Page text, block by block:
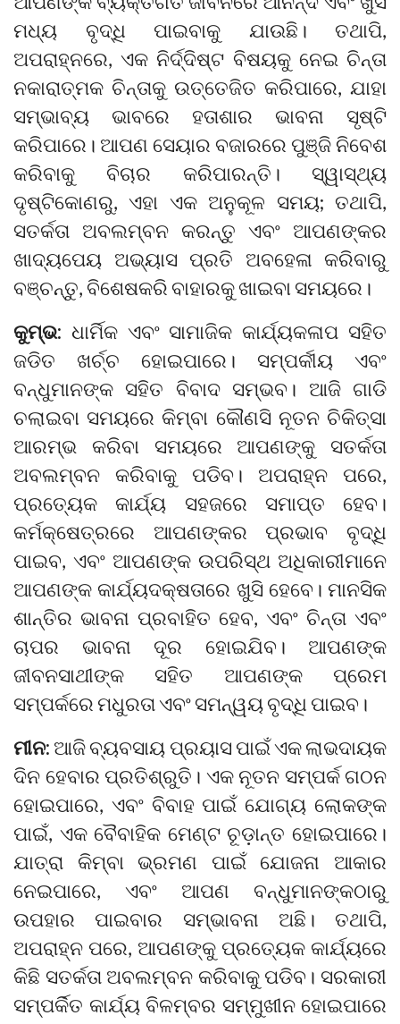
ମଧ୍ୟ ବୃଦ୍ଧି ପାଇବାକୁ ଯାଉଛି। ତଥାପି,
ଅପରାହ୍ନରେ, ଏକ ନିର୍ଦ୍ଦିଷ୍ଟ ବିଷୟକୁ ନେଇ ଚିନ୍ତା
ନକାରାତ୍ମକ ଚିନ୍ତାକୁ ଉତ୍ତେଜିତ କରିପାରେ, ଯାହା
ସମ୍ଭାବ୍ୟ ଭାବରେ ହତାଶାର ଭାବନା ସୃଷ୍ଟି
କରିପାରେ। ଆପଣ ସେୟାର ବଜାରରେ ପୁଞ୍ଜି ନିବେଶ
କରିବାକୁ ବିଚାର କରିପାରନ୍ତି। ସ୍ୱାସ୍ଥ୍ୟ
ଦୃଷ୍ଟିକୋଣରୁ, ଏହା ଏକ ଅନୁକୂଳ ସମୟ; ତଥାପି,
ସତର୍କତା ଅବଲମ୍ବନ କରନ୍ତୁ ଏବଂ ଆପଣଙ୍କର
ଖାଦ୍ୟପେୟ ଅଭ୍ୟାସ ପ୍ରତି ଅବହେଳା କରିବାରୁ
ବଞ୍ଚନ୍ତୁ, ବିଶେଷକରି ବାହାରକୁ ଖାଇବା ସମୟରେ।
କୁମ୍ଭ: ଧାର୍ମିକ ଏବଂ ସାମାଜିକ କାର୍ଯ୍ୟକଳାପ ସହିତ
ଜଡିତ ଖର୍ଚ୍ଚ ହୋଇପାରେ। ସମ୍ପର୍କୀୟ ଏବଂ
ବନ୍ଧୁମାନଙ୍କ ସହିତ ବିବାଦ ସମ୍ଭବ। ଆଜି ଗାଡି
ଚଲାଇବା ସମୟରେ କିମ୍ବା କୌଣସି ନୂତନ ଚିକିତ୍ସା
ଆରମ୍ଭ କରିବା ସମୟରେ ଆପଣଙ୍କୁ ସତର୍କତା
ଅବଲମ୍ବନ କରିବାକୁ ପଡିବ। ଅପରାହ୍ନ ପରେ,
ପ୍ରତ୍ୟେକ କାର୍ଯ୍ୟ ସହଜରେ ସମାପ୍ତ ହେବ।
କର୍ମକ୍ଷେତ୍ରରେ ଆପଣଙ୍କର ପ୍ରଭାବ ବୃଦ୍ଧି
ପାଇବ, ଏବଂ ଆପଣଙ୍କ ଉପରିସ୍ଥ ଅଧିକାରୀମାନେ
ଆପଣଙ୍କ କାର୍ଯ୍ୟଦକ୍ଷତାରେ ଖୁସି ହେବେ। ମାନସିକ
ଶାନ୍ତିର ଭାବନା ପ୍ରବାହିତ ହେବ, ଏବଂ ଚିନ୍ତା ଏବଂ
ଚାପର ଭାବନା ଦୂର ହୋଇଯିବ। ଆପଣଙ୍କ
ଜୀବନସାଥୀଙ୍କ ସହିତ ଆପଣଙ୍କ ପ୍ରେମ
ସମ୍ପର୍କରେ ମଧୁରତା ଏବଂ ସମନ୍ୱୟ ବୃଦ୍ଧି ପାଇବ।
ମୀନ: ଆଜି ବ୍ୟବସାୟ ପ୍ରୟାସ ପାଇଁ ଏକ ଲାଭଦାୟକ
ଦିନ ହେବାର ପ୍ରତିଶ୍ରୁତି। ଏକ ନୂତନ ସମ୍ପର୍କ ଗଠନ
ହୋଇପାରେ, ଏବଂ ବିବାହ ପାଇଁ ଯୋଗ୍ୟ ଲୋକଙ୍କ
ପାଇଁ, ଏକ ବୈବାହିକ ମେଣ୍ଟ ଚୂଡ଼ାନ୍ତ ହୋଇପାରେ।
ଯାତ୍ରା କିମ୍ବା ଭ୍ରମଣ ପାଇଁ ଯୋଜନା ଆକାର
ନେଇପାରେ, ଏବଂ ଆପଣ ବନ୍ଧୁମାନଙ୍କଠାରୁ
ଉପହାର ପାଇବାର ସମ୍ଭାବନା ଅଛି। ତଥାପି,
ଅପରାହ୍ନ ପରେ, ଆପଣଙ୍କୁ ପ୍ରତ୍ୟେକ କାର୍ଯ୍ୟରେ
କିଛି ସତର୍କତା ଅବଲମ୍ବନ କରିବାକୁ ପଡିବ। ସରକାରୀ
ସମ୍ପର୍କିତ କାର୍ଯ୍ୟ ବିଳମ୍ବର ସମ୍ମୁଖୀନ ହୋଇପାରେ